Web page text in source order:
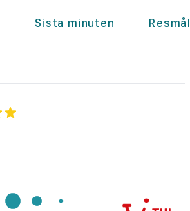
Sista minuten Resmål